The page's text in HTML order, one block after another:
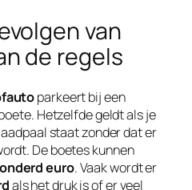
van
de regels
parkeert bij een
Hetzelfde geldt als je
staat zonder dat er
De boetes kunnen
euro. Vaak wordt er
als het druk is of er veel